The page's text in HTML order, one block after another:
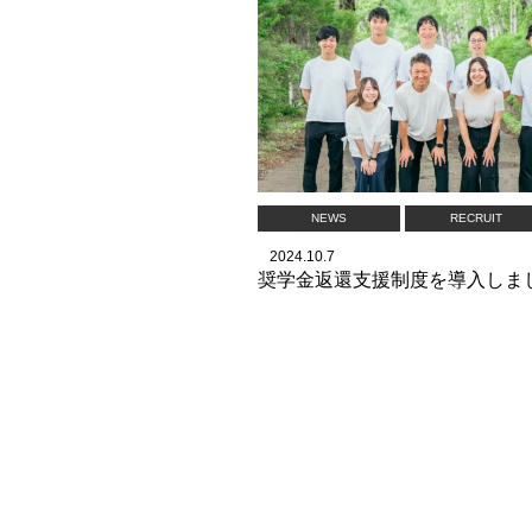
NEWS RECRUIT
2024.10.7
奨学金返還支援制度を導入しま